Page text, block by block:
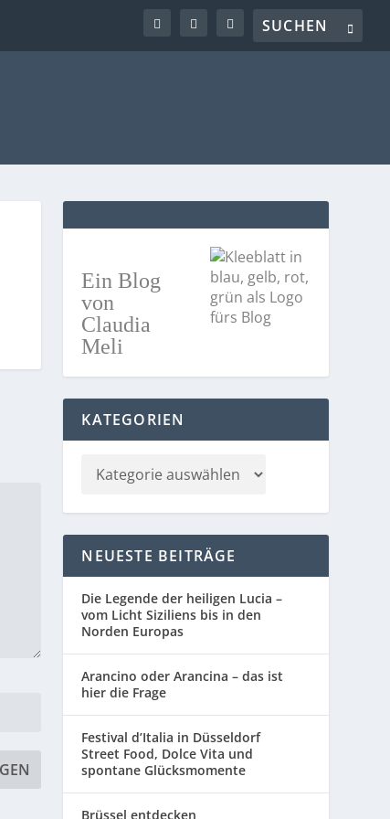
Ein Blog
von
Claudia
Meli
KATEGORIEN
NEUESTE BEITRÄGE
Die Legende der heiligen Lucia –
vom Licht Siziliens bis in den
Norden Europas
Arancino oder Arancina – das ist
hier die Frage
Festival d’Italia in Düsseldorf
Street Food, Dolce Vita und
spontane Glücksmomente
Brüssel entdecken